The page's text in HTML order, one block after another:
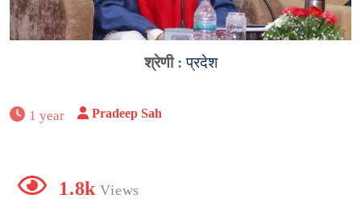
श्रेणी :प्रदेश
1 year Pradeep Sah
1.8k Views